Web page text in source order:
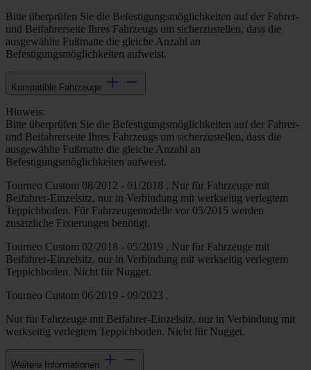
Bitte überprüfen Sie die Befestigungsmöglichkeiten auf der Fahrer-
und Beifahrerseite Ihres Fahrzeugs um sicherzustellen, dass die
ausgewählte Fußmatte die gleiche Anzahl an
Befestigungsmöglichkeiten aufweist.
Kompatible Fahrzeuge
Hinweis:
Bitte überprüfen Sie die Befestigungsmöglichkeiten auf der Fahrer-
und Beifahrerseite Ihres Fahrzeugs um sicherzustellen, dass die
ausgewählte Fußmatte die gleiche Anzahl an
Befestigungsmöglichkeiten aufweist.
Tourneo Custom 08/2012 - 01/2018 , Nur für Fahrzeuge mit
Beifahrer-Einzelsitz, nur in Verbindung mit werkseitig verlegtem
Teppichboden. Für Fahrzeugemodelle vor 05/2015 werden
zusätzliche Fixierungen benötigt.
Tourneo Custom 02/2018 - 05/2019 , Nur für Fahrzeuge mit
Beifahrer-Einzelsitz, nur in Verbindung mit werkseitig verlegtem
Teppichboden. Nicht für Nugget.
Tourneo Custom 06/2019 - 09/2023 ,
Nur für Fahrzeuge mit Beifahrer-Einzelsitz, nur in Verbindung mit
werkseitig verlegtem Teppichboden. Nicht für Nugget.
Weitere Informationen